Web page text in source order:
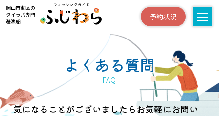
岡山市東区の
タイラバ専門
遊漁船
予約状況
よくある質問
FAQ
気になることがございましたらお気軽にお問い